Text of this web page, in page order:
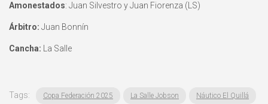
Amonestados: Juan Silvestro y Juan Fiorenza (LS)
Árbitro: Juan Bonnín
Cancha: La Salle
Tags: Copa Federación 2025 La Salle Jobson Náutico El Quillá